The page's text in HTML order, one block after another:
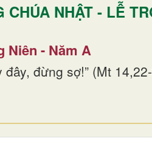
CHÚA NHẬT - LỄ
Niên - Năm A
đừng sợ!” (Mt